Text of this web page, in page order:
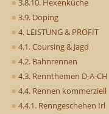
3.8.10. Hexenküche
3.9. Doping
4. LEISTUNG & PROFIT
4.1. Coursing & Jagd
4.2. Bahnrennen
4.3. Rennthemen D-A-CH
4.4. Rennen kommerziell
4.4.1. Renngeschehen Irl